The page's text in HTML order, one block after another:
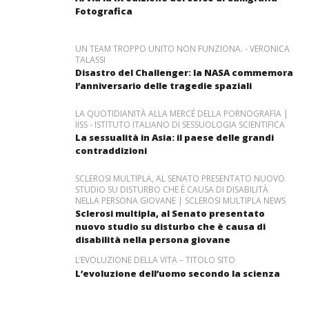
Fotografica
UN TEAM TROPPO UNITO NON FUNZIONA. - VERONICA
TALASSI
Disastro del Challenger: la NASA commemora
l’anniversario delle tragedie spaziali
LA QUOTIDIANITÀ ALLA MERCÉ DELLA PORNOGRAFIA |
IISS - ISTITUTO ITALIANO DI SESSUOLOGIA SCIENTIFICA
La sessualità in Asia: il paese delle grandi
contraddizioni
SCLEROSI MULTIPLA, AL SENATO PRESENTATO NUOVO
STUDIO SU DISTURBO CHE È CAUSA DI DISABILITÀ
NELLA PERSONA GIOVANE | SCLEROSI MULTIPLA NEWS
Sclerosi multipla, al Senato presentato
nuovo studio su disturbo che è causa di
disabilità nella persona giovane
L’EVOLUZIONE DELLA VITA – TITOLO SITO
L’evoluzione dell’uomo secondo la scienza